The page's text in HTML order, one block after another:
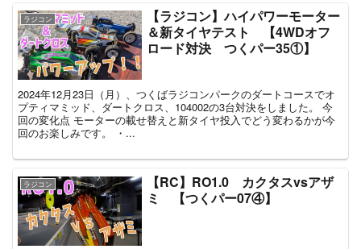
ラジコン
【ラジコン】ハイパワーモーター
＆新タイヤテスト 【4WDオフ
ロード対決 つくパー35①】
2024年12月23日（月）、つくばラジコンパークのダートコースでオ
プティマミッド、ダートクロス、104002の3台対決をしました。 今
回の変化点 モーターの載せ替えと新タイヤ投入でどう変わるかが今
回のお楽しみです。 ・...
ラジコン
【RC】RO1.0 カクタスvsアザ
ミ 【つくパー07④】